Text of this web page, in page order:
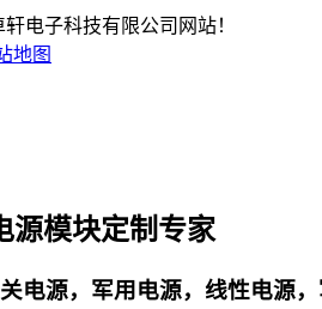
电子科技有限公司网站！
地图
源模块定制专家
电源，军用电源，线性电源